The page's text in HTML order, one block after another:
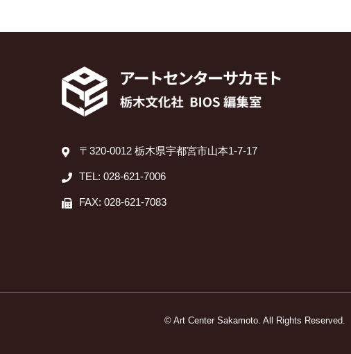
〒320-0012 栃木県宇都宮市山本1-7-17
TEL: 028-621-7006
FAX: 028-621-7083
© Art Center Sakamoto. All Rights Reserved.